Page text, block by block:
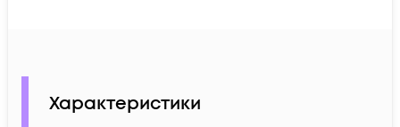
Характеристики